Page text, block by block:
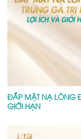
ĐẮP MẶT NẠ LÒNG
GIỚI HẠN